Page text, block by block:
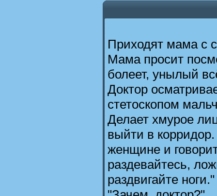
Приходят мама с
Мама просит
болеет, унылый
Доктор
стетоскопом
Делает хмурое
выйти в
женщине и
раздевайтесь,
раздвигайте ноги."